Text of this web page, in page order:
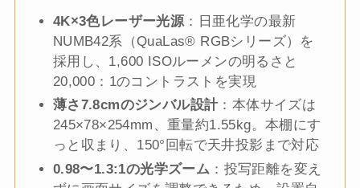
4K×3色レーザー光源：日亜化学の最新
NUMB42系（QuaLas® RGBシリーズ）を
採用し、1,600 ISOルーメンの明るさと
20,000：1のコントラストを実現
薄さ7.8cmのジンバル設計：本体サイズは
245×78×254mm、重量約1.55kg。本棚にす
っと収まり、150°回転で天井投影まで対応
0.98〜1.3:1の光学ズーム ：投写距離を変え